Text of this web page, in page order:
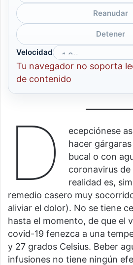
Reanudar
Detener
Velocidad
Tu navegador no soporta
de contenido
D
ecepciónese
hacer
bucal o con
coronavirus
realidad es,
remedio casero muy
aliviar el dolor). No se tiene
hasta el momento, de que el
covid-19 fenezca a una
y 27 grados Celsius. Beber
infusiones no tiene ningún